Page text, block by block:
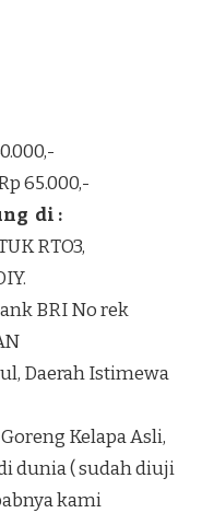
65.000,-
di :
RTO3,
BRI No rek
Daerah Istimewa
Kelapa Asli,
dunia ( sudah diuji
kami